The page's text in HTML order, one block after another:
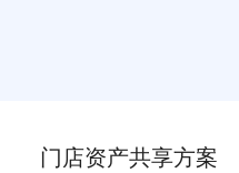
门店资产共享方案